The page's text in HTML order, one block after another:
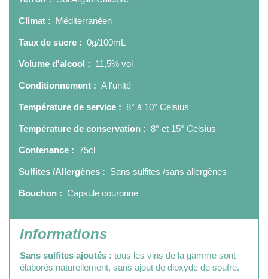
Climat : Méditerranéen
Taux de sucre : 0g/100mL
Volume d'alcool : 11,5% vol
Conditionnement : A l'unité
Température de service : 8° à 10° Celsius
Température de conservation : 8° et 15° Celsius
Contenance : 75cl
Sulfites /Allergènes : Sans sulfites /sans allergènes
Bouchon : Capsule couronne
Informations
Sans sulfites ajoutés : tous les vins de la gamme sont
élaborés naturellement, sans ajout de dioxyde de soufre.